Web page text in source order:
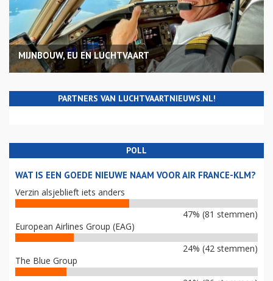
MIJNBOUW, EU EN LUCHTVAART
PARTNERS VAN LUCHTVAARTNIEUWS.NL!
POLL
WAT IS EEN GOEDE NIEUWE NAAM VOOR AIR FRANCE-KLM?
Verzin alsjeblieft iets anders
47% (81 stemmen)
European Airlines Group (EAG)
24% (42 stemmen)
The Blue Group